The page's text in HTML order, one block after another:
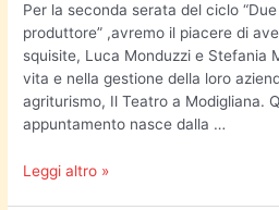
Per la seconda serata del ciclo
produttore” ,avremo il piacere di
squisite, Luca Monduzzi e Stefania
vita e nella gestione della loro
agriturismo, Il Teatro a Modigliana.
appuntamento nasce dalla …
Leggi altro »